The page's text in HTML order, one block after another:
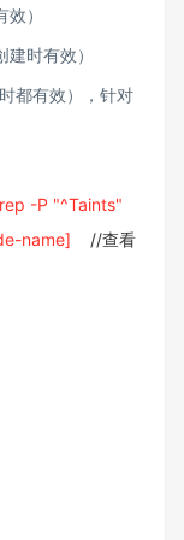
）
时有效）
都有效），针对
-P "^Taints"
name] //查看